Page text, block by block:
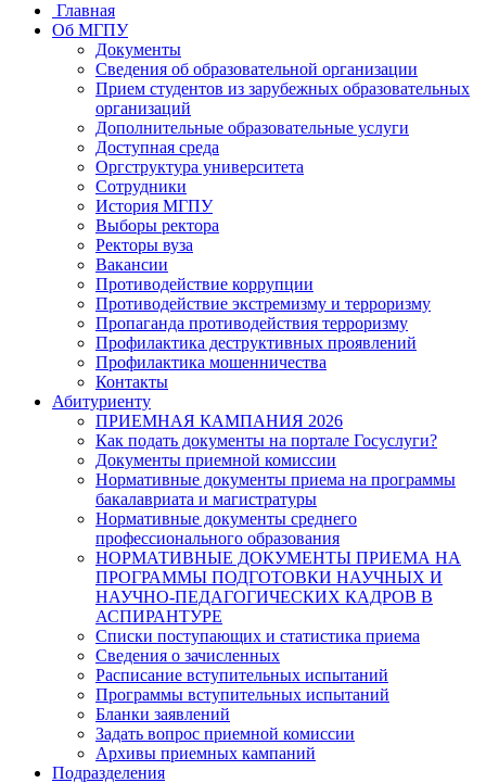
Главная
Об МГПУ
Документы
Сведения об образовательной организации
Прием студентов из зарубежных образовательных
организаций
Дополнительные образовательные услуги
Доступная среда
Оргструктура университета
Сотрудники
История МГПУ
Выборы ректора
Ректоры вуза
Вакансии
Противодействие коррупции
Противодействие экстремизму и терроризму
Пропаганда противодействия терроризму
Профилактика деструктивных проявлений
Профилактика мошенничества
Контакты
Абитуриенту
ПРИЕМНАЯ КАМПАНИЯ 2026
Как подать документы на портале Госуслуги?
Документы приемной комиссии
Нормативные документы приема на программы
бакалавриата и магистратуры
Нормативные документы среднего
профессионального образования
НОРМАТИВНЫЕ ДОКУМЕНТЫ ПРИЕМА НА
ПРОГРАММЫ ПОДГОТОВКИ НАУЧНЫХ И
НАУЧНО-ПЕДАГОГИЧЕСКИХ КАДРОВ В
АСПИРАНТУРЕ
Списки поступающих и статистика приема
Сведения о зачисленных
Расписание вступительных испытаний
Программы вступительных испытаний
Бланки заявлений
Задать вопрос приемной комиссии
Архивы приемных кампаний
Подразделения